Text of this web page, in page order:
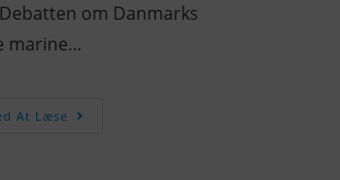
om Danmarks
marine…
At Læse